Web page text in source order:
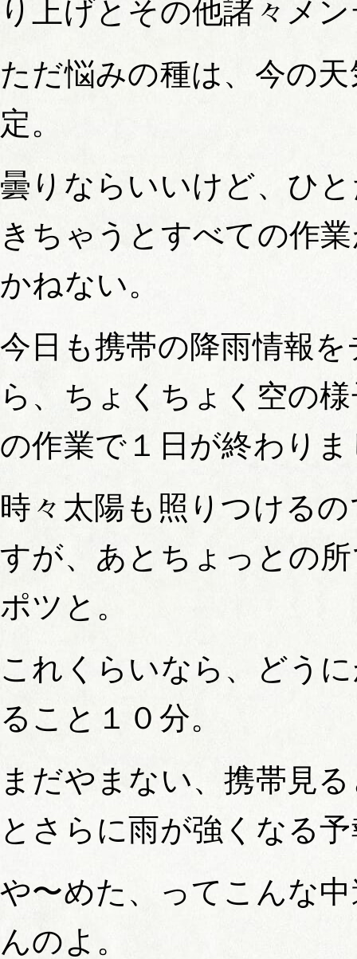
り上げとその他諸々メ
ただ悩みの種は、今の
定。
曇りならいいけど、ひ
きちゃうとすべての作
かねない。
今日も携帯の降雨情報
ら、ちょくちょく空の
の作業で１日が終わり
時々太陽も照りつける
すが、あとちょっとの
ポツと。
これくらいなら、どう
ること１０分。
まだやまない、携帯見
とさらに雨が強くなる
や〜めた、ってこんな
んのよ。